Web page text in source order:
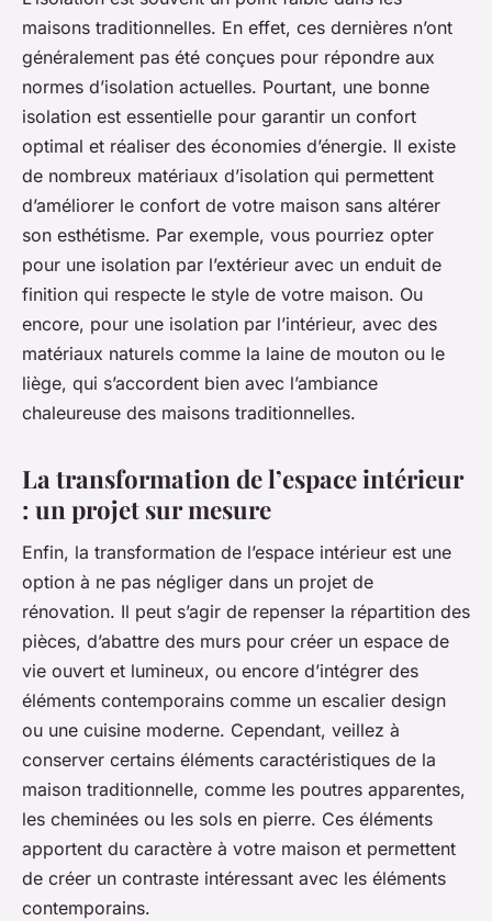
maisons traditionnelles. En effet, ces dernières n’ont
généralement pas été conçues pour répondre aux
normes d’isolation actuelles. Pourtant, une bonne
isolation est essentielle pour garantir un confort
optimal et réaliser des économies d’énergie. Il existe
de nombreux matériaux d’isolation qui permettent
d’améliorer le confort de votre maison sans altérer
son esthétisme. Par exemple, vous pourriez opter
pour une isolation par l’extérieur avec un enduit de
finition qui respecte le style de votre maison. Ou
encore, pour une isolation par l’intérieur, avec des
matériaux naturels comme la laine de mouton ou le
liège, qui s’accordent bien avec l’ambiance
chaleureuse des maisons traditionnelles.
La transformation de l’espace intérieur
: un projet sur mesure
Enfin, la transformation de l’espace intérieur est une
option à ne pas négliger dans un projet de
rénovation. Il peut s’agir de repenser la répartition des
pièces, d’abattre des murs pour créer un espace de
vie ouvert et lumineux, ou encore d’intégrer des
éléments contemporains comme un escalier design
ou une cuisine moderne. Cependant, veillez à
conserver certains éléments caractéristiques de la
maison traditionnelle, comme les poutres apparentes,
les cheminées ou les sols en pierre. Ces éléments
apportent du caractère à votre maison et permettent
de créer un contraste intéressant avec les éléments
contemporains.